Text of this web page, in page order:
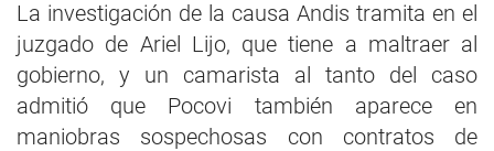
La investigación de la causa Andis tramita en el
juzgado de Ariel Lijo, que tiene a maltraer al
gobierno, y un camarista al tanto del caso
admitió que Pocovi también aparece en
maniobras sospechosas con contratos de